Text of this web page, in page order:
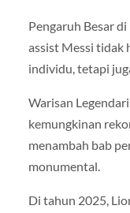
Pengaruh Besar
assist Messi tidak
individu, tetapi
Warisan
kemungkinan
menambah bab
monumental.
Di tahun 2025,